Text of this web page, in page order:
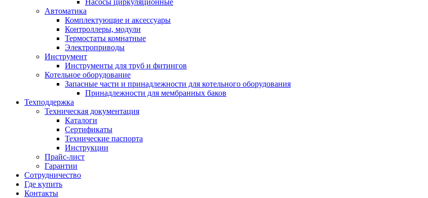
Автоматика
Комплектующие и аксессуары
Контроллеры, модули
Термостаты комнатные
Электроприводы
Инструмент
Инструменты для труб и фитингов
Котельное оборудование
Запасные части и принадлежности для котельного оборудования
Принадлежности для мембранных баков
Техподдержка
Техническая документация
Каталоги
Сертификаты
Технические паспорта
Инструкции
Прайс-лист
Гарантии
Сотрудничество
Где купить
Контакты